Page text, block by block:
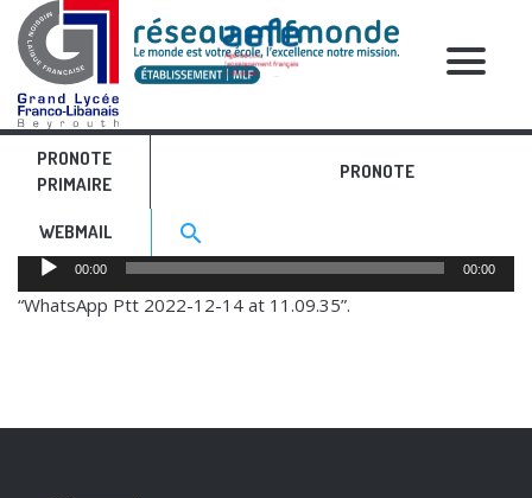
PRONOTE
PRIMAIRE
PRONOTE
WEBMAIL Search for:>
search
RELATIVE POSTS
Témoignage GSC AR
Audio
Player
00:00 00:00
“WhatsApp Ptt 2022-12-14 at 11.09.35”.